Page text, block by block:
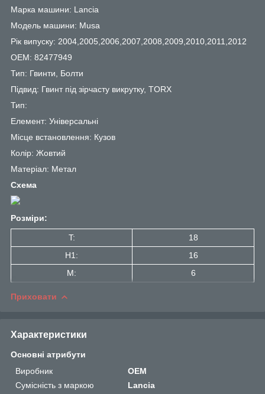
Марка машини: Lancia
Модель машини: Musa
Рік випуску: 2004,2005,2006,2007,2008,2009,2010,2011,2012
OEM: 82477949
Тип: Гвинти, Болти
Підвид: Гвинт під зірчасту викрутку, TORX
Тип:
Елемент: Універсальні
Місце встановлення: Кузов
Колір: Жовтий
Матеріал: Метал
Схема
Розміри:
T:
18
H1:
16
M:
6
Приховати
Характеристики
Основні атрибути
Виробник
OEM
Сумісність з маркою
Lancia